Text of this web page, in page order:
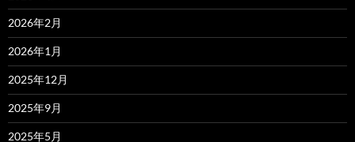
2026年2月
2026年1月
2025年12月
2025年9月
2025年5月